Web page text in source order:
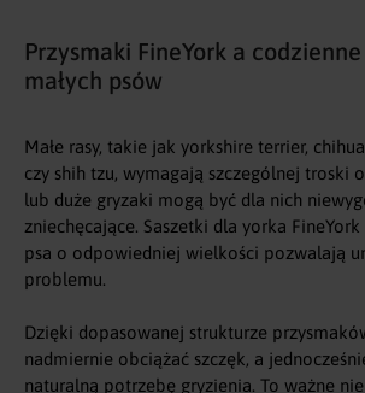
Przysmaki FineYork a
małych psów
Małe rasy, takie jak yorkshire terrier,
czy shih tzu, wymagają szczególnej troski
lub duże gryzaki mogą być dla nich
zniechęcające. Saszetki dla yorka
psa o odpowiedniej wielkości pozwalają
problemu.
Dzięki dopasowanej strukturze
nadmiernie obciążać szczęk, a
naturalną potrzebę gryzienia. To ważne